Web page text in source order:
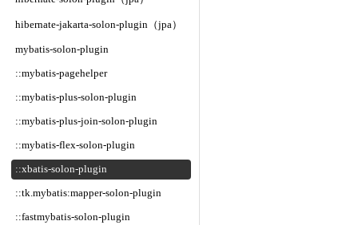
hibernate-jakarta-solon-plugin（jpa）
mybatis-solon-plugin
::mybatis-pagehelper
::mybatis-plus-solon-plugin
::mybatis-plus-join-solon-plugin
::mybatis-flex-solon-plugin
::xbatis-solon-plugin
::tk.mybatis:mapper-solon-plugin
::fastmybatis-solon-plugin